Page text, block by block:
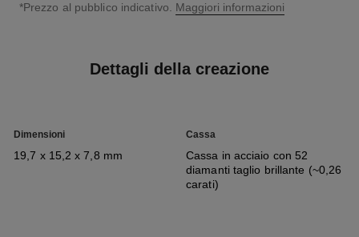
↩
*Prezzo al pubblico indicativo. Maggiori informazioni
Dettagli della creazione
Dimensioni
19,7 x 15,2 x 7,8 mm
Cassa
Cassa in acciaio con 52
diamanti taglio brillante (~0,26
carati)